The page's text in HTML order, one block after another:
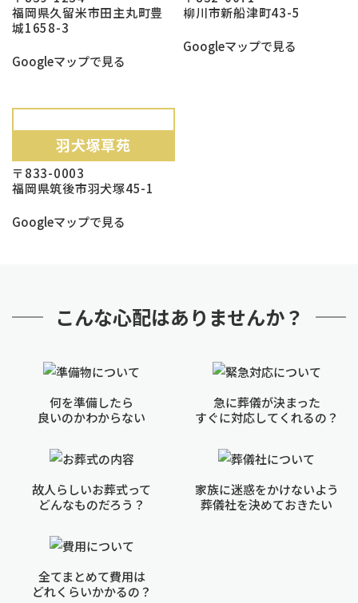
福岡県久留米市田主丸町豊
城1658-3
Googleマップで見る
柳川市新船津町43-5
Googleマップで見る
羽犬塚草苑
〒833-0003
福岡県筑後市羽犬塚45-1
Googleマップで見る
こんな心配はありませんか？
何を準備したら
良いのかわからない
急に葬儀が決まった
すぐに対応してくれるの？
故人らしいお葬式って
どんなものだろう？
家族に迷惑をかけないよう
葬儀社を決めておきたい
全てまとめて費用は
どれくらいかかるの？